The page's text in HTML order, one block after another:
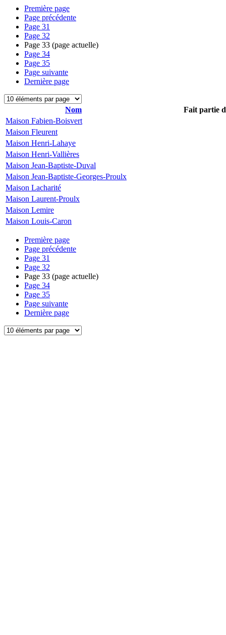
Première page
Page précédente
Page 31
Page 32
Page 33 (page actuelle)
Page 34
Page 35
Page suivante
Dernière page
Nom
Fait partie
Maison Fabien-Boisvert
Maison Fleurent
Maison Henri-Lahaye
Maison Henri-Vallières
Maison Jean-Baptiste-Duval
Maison Jean-Baptiste-Georges-Proulx
Maison Lacharité
Maison Laurent-Proulx
Maison Lemire
Maison Louis-Caron
Première page
Page précédente
Page 31
Page 32
Page 33 (page actuelle)
Page 34
Page 35
Page suivante
Dernière page